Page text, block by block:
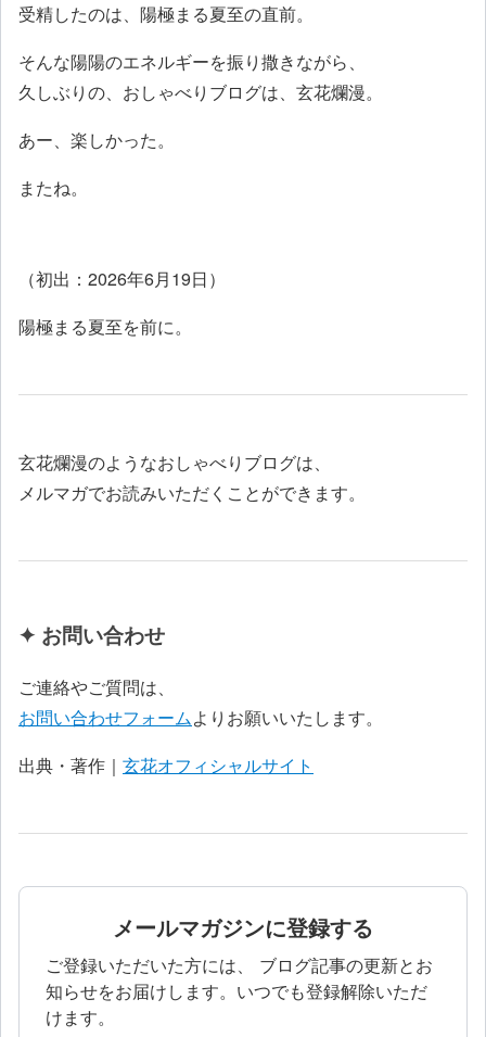
受精したのは、陽極まる夏至の直前。
そんな陽陽のエネルギーを振り撒きながら、
久しぶりの、おしゃべりブログは、玄花爛漫。
あー、楽しかった。
またね。
（初出：2026年6月19日）
陽極まる夏至を前に。
玄花爛漫のようなおしゃべりブログは、
メルマガでお読みいただくことができます。
✦ お問い合わせ
ご連絡やご質問は、
お問い合わせフォームよりお願いいたします。
出典・著作｜ 玄花オフィシャルサイト
メールマガジンに登録する
ご登録いただいた方には、 ブログ記事の更新とお
知らせをお届けします。いつでも登録解除いただ
けます。